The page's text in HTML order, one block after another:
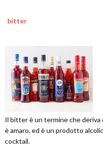
bitter
Il bitter è un termine che deriva
è amaro, ed è un prodotto
cocktail.